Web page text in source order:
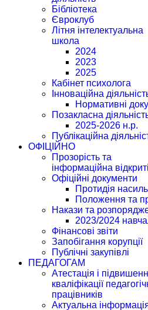
Бібліотека
Євроклуб
Літня інтелектуальна
школа
2024
2023
2025
Кабінет психолога
Інноваційна
Нормативні
Позакласна
2025-2026 н.р.
Публікаційна
ОФІЦІЙНО
Прозорість та
інформаційна
Офіційні документи
Протидія
Положення та
Накази та
2023/2024
Фінансові звіти
Запобігання корупції
Публічні закупівлі
ПЕДАГОГАМ
Атестація і
кваліфікації
працівників
Актуальна